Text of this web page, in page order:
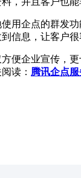
企点的群发
信息，让客户很
企业宣传，
读： 腾讯企点